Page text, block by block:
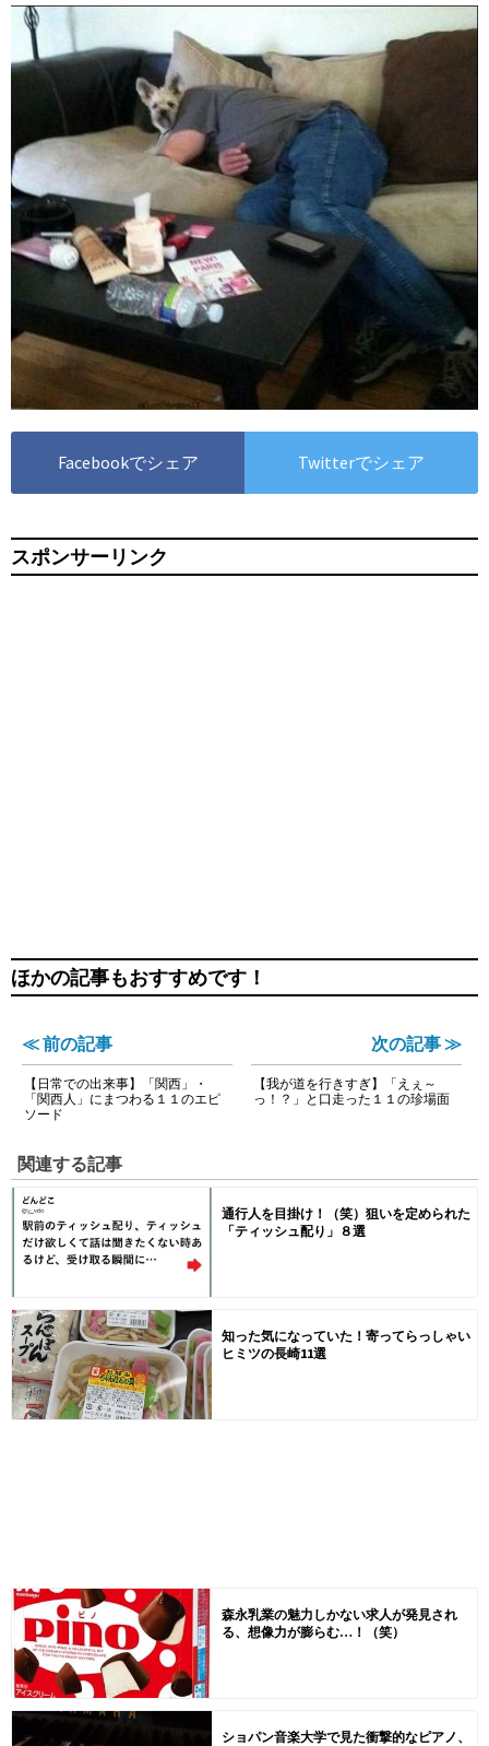
Facebookでシェア Twitterでシェア
スポンサーリンク
ほかの記事もおすすめです！
≪ 前の記事
【日常での出来事】「関西」・
「関西人」にまつわる１１のエピ
ソード
次の記事 ≫
【我が道を行きすぎ】「えぇ～
っ！？」と口走った１１の珍場面
関連する記事
通行人を目掛け！（笑）狙いを定められた
「ティッシュ配り」８選
知った気になっていた！寄ってらっしゃい
ヒミツの長崎11選
森永乳業の魅力しかない求人が発見され
る、想像力が膨らむ…！（笑）
ショパン音楽大学で見た衝撃的なピアノ、